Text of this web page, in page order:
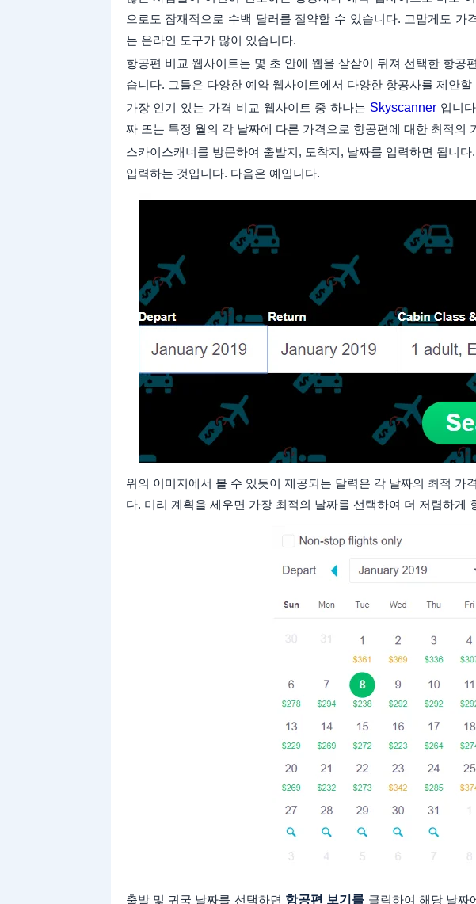
으로도 잠재적으로 수백 달러를 절약할 수 있습니다. 고맙게도 가
는 온라인 도구가 많이 있습니다.
항공편 비교 웹사이트는 몇 초 안에 웹을 샅샅이 뒤져 선택한 항공
습니다. 그들은 다양한 예약 웹사이트에서 다양한 항공사를 제안할
가장 인기 있는 가격 비교 웹사이트 중 하나는 Skyscanner 입니
짜 또는 특정 월의 각 날짜에 다른 가격으로 항공편에 대한 최적의
스카이스캐너를 방문하여 출발지, 도착지, 날짜를 입력하면 됩니
입력하는 것입니다. 다음은 예입니다.
위의 이미지에서 볼 수 있듯이 제공되는 달력은 각 날짜의 최적 가
다. 미리 계획을 세우면 가장 최적의 날짜를 선택하여 더 저렴하게
출발 및 귀국 날짜를 선택하면 항공편 보기를 클릭하여 해당 날짜